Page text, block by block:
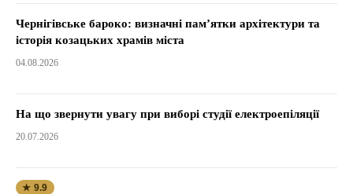
Чернігівське бароко: визначні пам’ятки архітектури та
історія козацьких храмів міста
04.08.2026
На що звернути увагу при виборі студії електроепіляції
20.07.2026
★ 9.9